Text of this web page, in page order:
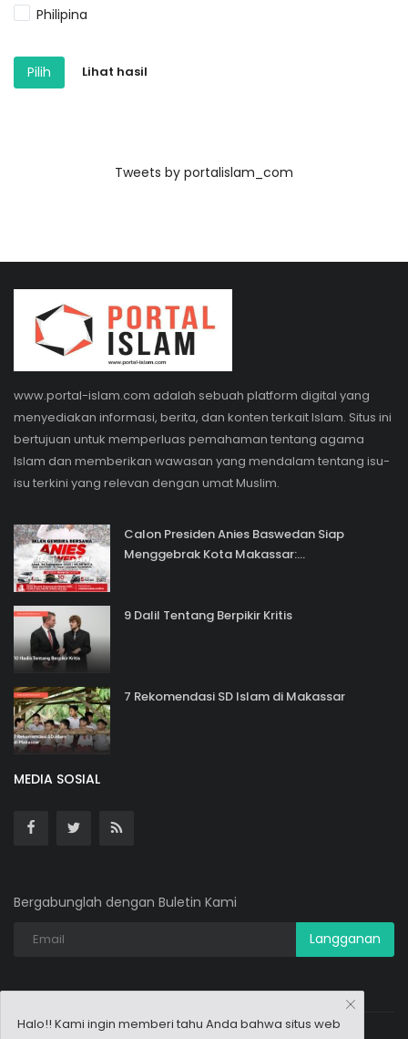
Philipina
Pilih Lihat hasil
Tweets by portalislam_com
www.portal-islam.com adalah sebuah platform digital yang
menyediakan informasi, berita, dan konten terkait Islam. Situs ini
bertujuan untuk memperluas pemahaman tentang agama
Islam dan memberikan wawasan yang mendalam tentang isu-
isu terkini yang relevan dengan umat Muslim.
Calon Presiden Anies Baswedan Siap
Menggebrak Kota Makassar:...
9 Dalil Tentang Berpikir Kritis
7 Rekomendasi SD Islam di Makassar
MEDIA SOSIAL
Bergabunglah dengan Buletin Kami
Langganan
Halo!! Kami ingin memberi tahu Anda bahwa situs web